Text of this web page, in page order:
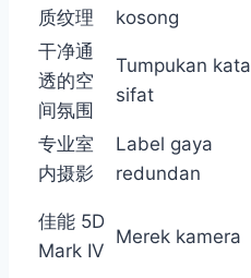
质纹理
kosong
干净通
透的空
间氛围
Tumpukan kata
sifat
专业室
内摄影
Label gaya
redundan
佳能 5D
Mark IV
Merek kamera